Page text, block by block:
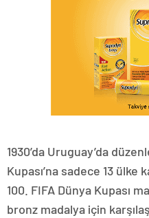
1930’da Uruguay’da
Kupası’na sadece 13 ülke
100. FIFA Dünya Kupası
bronz madalya için